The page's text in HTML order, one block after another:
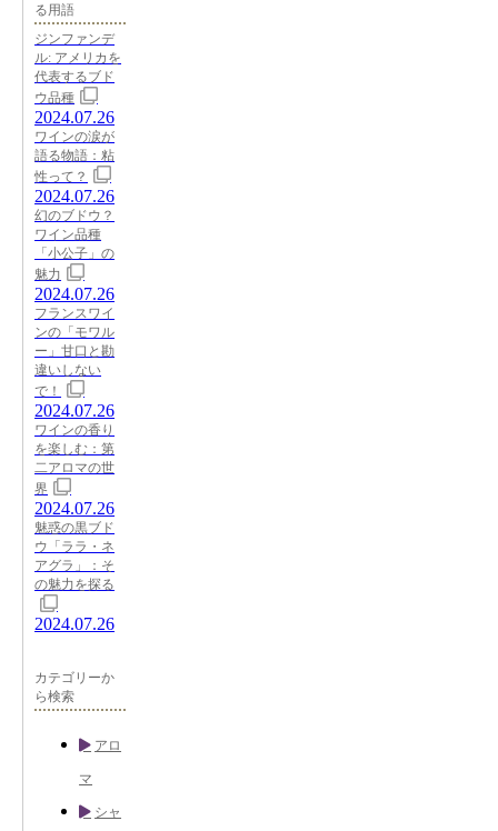
る用語
ジンファンデ
ル: アメリカを
代表するブド
ウ品種
2024.07.26
ワインの涙が
語る物語：粘
性って？
2024.07.26
幻のブドウ？
ワイン品種
「小公子」の
魅力
2024.07.26
フランスワイ
ンの「モワル
ー」甘口と勘
違いしない
で！
2024.07.26
ワインの香り
を楽しむ：第
二アロマの世
界
2024.07.26
魅惑の黒ブド
ウ「ララ・ネ
アグラ」：そ
の魅力を探る
2024.07.26
カテゴリーか
ら検索
アロ
マ
シャ